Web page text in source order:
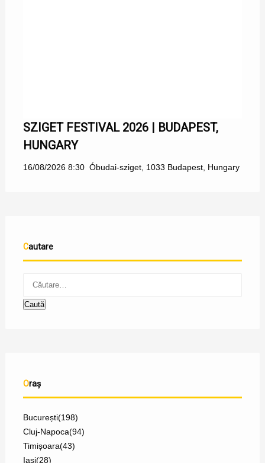
SZIGET FESTIVAL 2026 | BUDAPEST,
HUNGARY
16/08/2026 8:30 Óbudai-sziget, 1033 Budapest, Hungary
Cautare
Oraș
București(198)
Cluj-Napoca(94)
Timișoara(43)
Iași(28)